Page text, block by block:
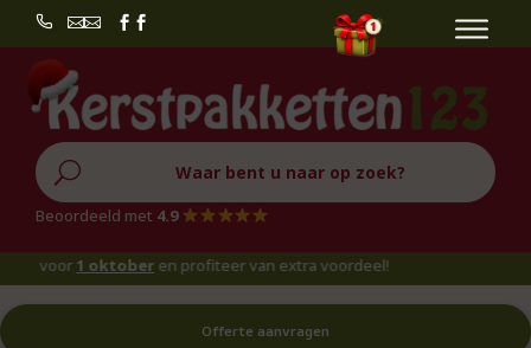
 
U
Beoordeeld met 4.9
1 oktoberen profiteer van extra voordeel!
Offerte aanvragen